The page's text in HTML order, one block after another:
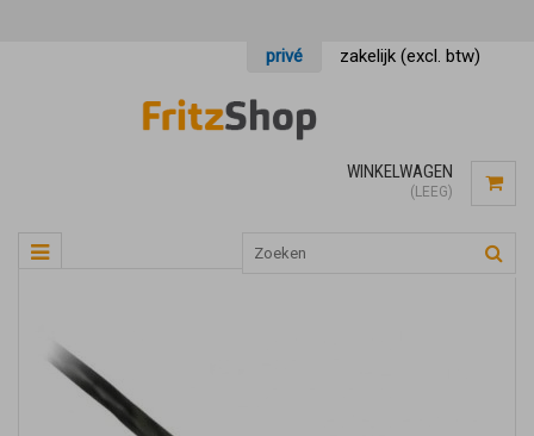
privé zakelijk (excl. btw)
WINKELWAGEN
(LEEG)